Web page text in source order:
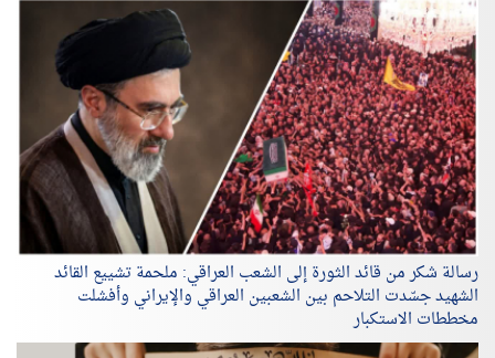
رسالة شكر من قائد الثورة إلى الشعب العراقي: ملحمة تشييع القائد
الشهيد جسّدت التلاحم بين الشعبين العراقي والإيراني وأفشلت
مخططات الاستكبار